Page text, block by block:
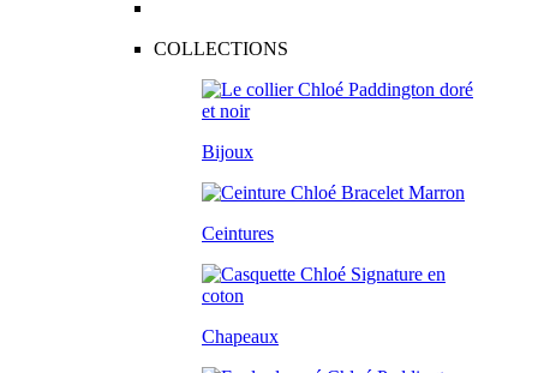
COLLECTIONS
Bijoux
Ceintures
Chapeaux